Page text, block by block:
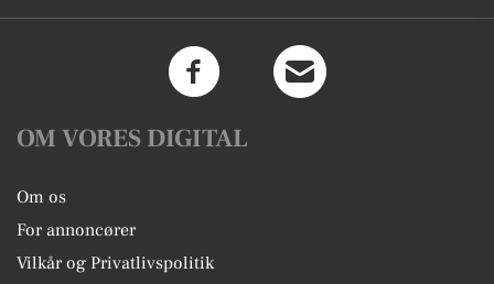
OM VORES DIGITAL
Om os
For annoncører
Vilkår og Privatlivspolitik